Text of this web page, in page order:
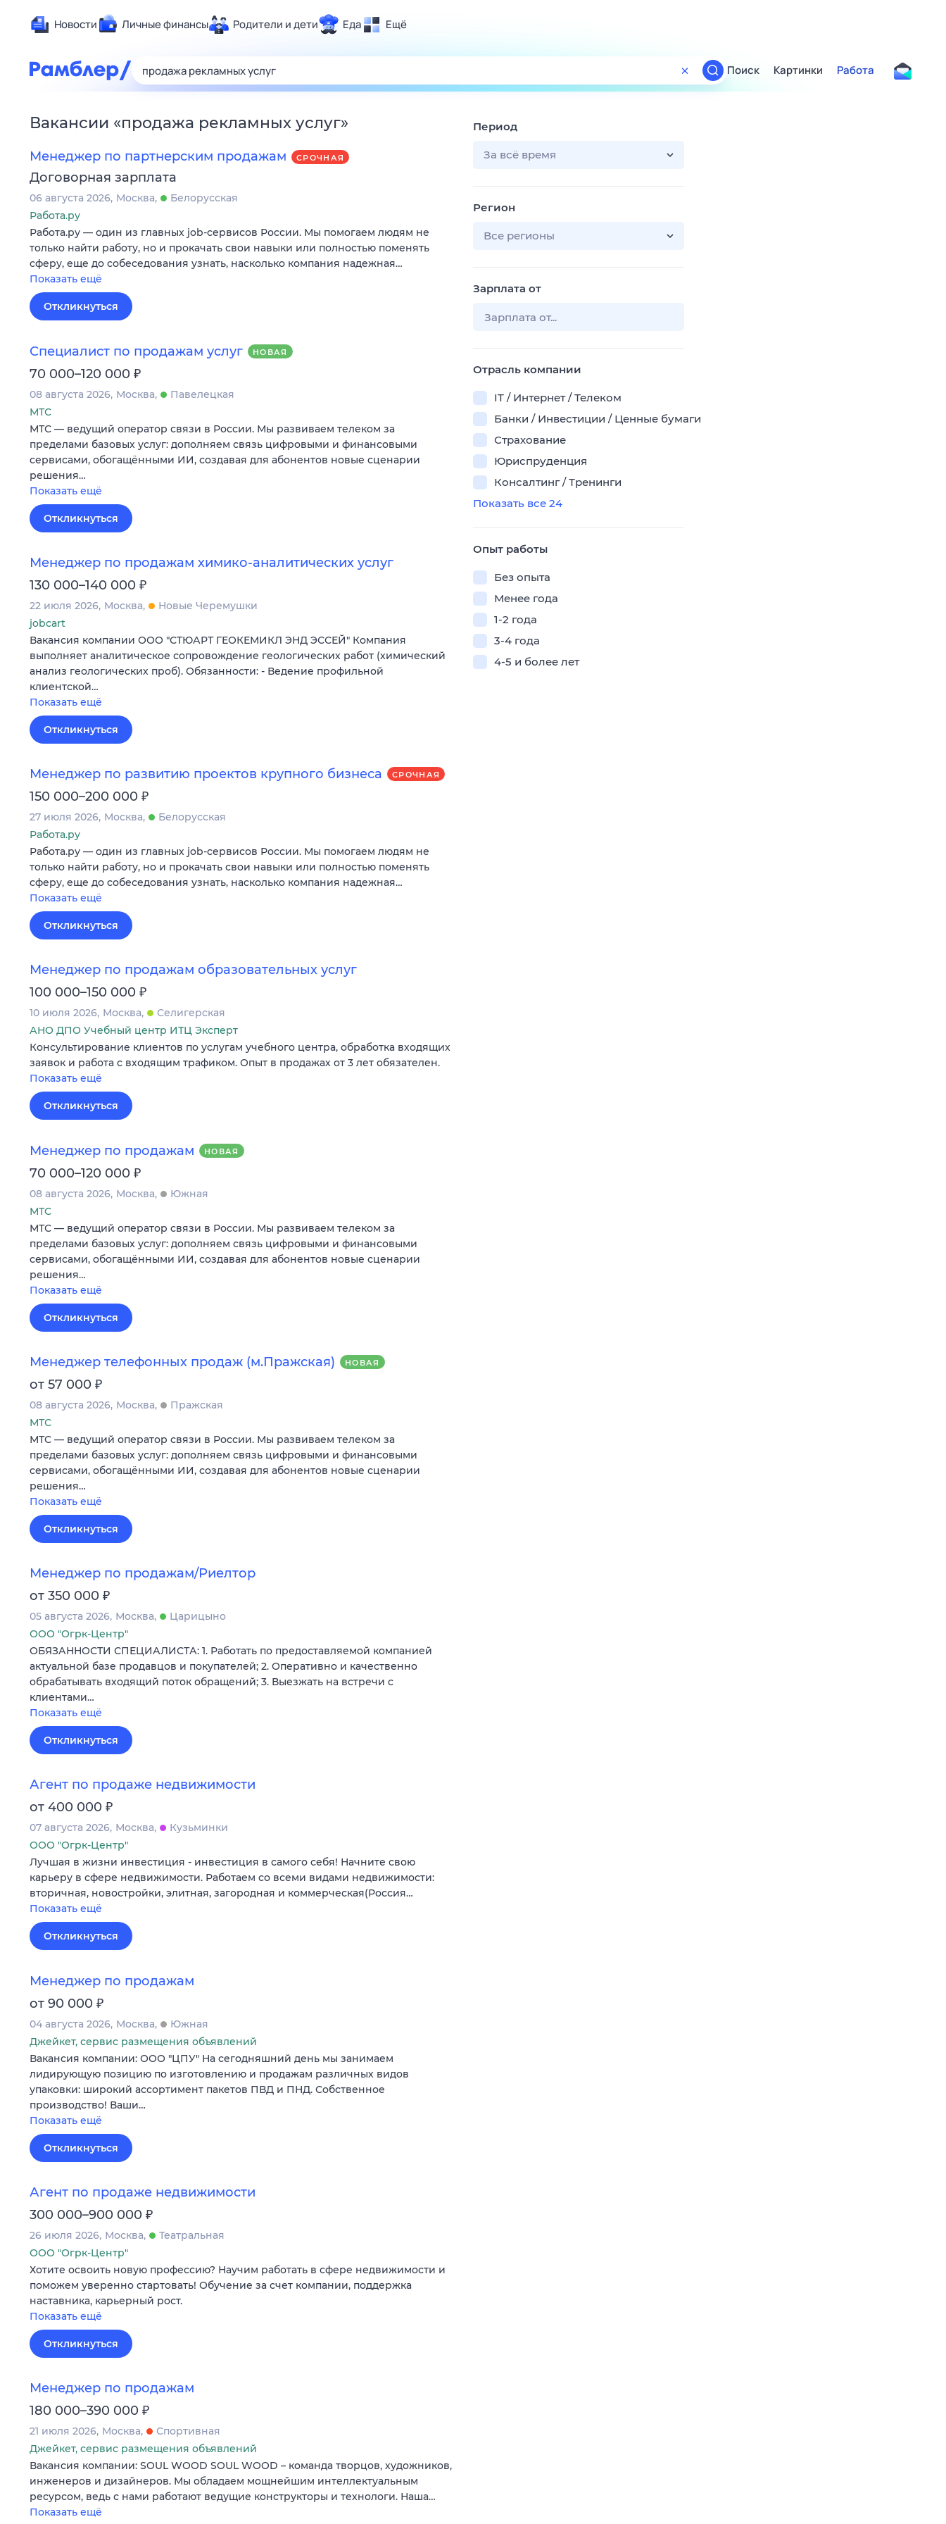
Новости Личные финансы Родители и дети Еда Ещё
Здоровье
Развлечения и отдых
Спорт
Карьера
Сберегаем вместе
Поиск
ТВ-программа
Поиск Картинки Работа
Вакансии «продажа рекламных услуг»
Менеджер по партнерским продажам СРОЧНАЯ
Договорная зарплата
06 августа 2026 Москва
Белорусская
Работа.ру
Работа.ру — один из главных job-сервисов России. Мы помогаем людям не
только найти работу, но и прокачать свои навыки или полностью поменять
сферу, еще до собеседования узнать, насколько компания надежная…
Показать ещё
Откликнуться
Специалист по продажам услуг НОВАЯ
70 000–120 000 ₽
08 августа 2026 Москва
Павелецкая
МТС
МТС — ведущий оператор связи в России. Мы развиваем телеком за
пределами базовых услуг: дополняем связь цифровыми и финансовыми
сервисами, обогащёнными ИИ, создавая для абонентов новые сценарии
решения…
Показать ещё
Откликнуться
Менеджер по продажам химико-аналитических услуг
130 000–140 000 ₽
22 июля 2026 Москва
Новые Черемушки
jobcart
Вакансия компании ООО "СТЮАРТ ГЕОКЕМИКЛ ЭНД ЭССЕЙ" Компания
выполняет аналитическое сопровождение геологических работ (химический
анализ геологических проб). Обязанности: - Ведение профильной
клиентской…
Показать ещё
Откликнуться
Менеджер по развитию проектов крупного бизнеса СРОЧНАЯ
150 000–200 000 ₽
27 июля 2026 Москва
Белорусская
Работа.ру
Работа.ру — один из главных job-сервисов России. Мы помогаем людям не
только найти работу, но и прокачать свои навыки или полностью поменять
сферу, еще до собеседования узнать, насколько компания надежная…
Показать ещё
Откликнуться
Менеджер по продажам образовательных услуг
100 000–150 000 ₽
10 июля 2026 Москва
Селигерская
АНО ДПО Учебный центр ИТЦ Эксперт
Консультирование клиентов по услугам учебного центра, обработка входящих
заявок и работа с входящим трафиком. Опыт в продажах от 3 лет обязателен.
Показать ещё
Откликнуться
Менеджер по продажам НОВАЯ
70 000–120 000 ₽
08 августа 2026 Москва
Южная
МТС
МТС — ведущий оператор связи в России. Мы развиваем телеком за
пределами базовых услуг: дополняем связь цифровыми и финансовыми
сервисами, обогащёнными ИИ, создавая для абонентов новые сценарии
решения…
Показать ещё
Откликнуться
Менеджер телефонных продаж (м.Пражская) НОВАЯ
от 57 000 ₽
08 августа 2026 Москва
Пражская
МТС
МТС — ведущий оператор связи в России. Мы развиваем телеком за
пределами базовых услуг: дополняем связь цифровыми и финансовыми
сервисами, обогащёнными ИИ, создавая для абонентов новые сценарии
решения…
Показать ещё
Откликнуться
Менеджер по продажам/Риелтор
от 350 000 ₽
05 августа 2026 Москва
Царицыно
ООО "Огрк-Центр"
ОБЯЗАННОСТИ СПЕЦИАЛИСТА: 1. Работать по предоставляемой компанией
актуальной базе продавцов и покупателей; 2. Оперативно и качественно
обрабатывать входящий поток обращений; 3. Выезжать на встречи с
клиентами…
Показать ещё
Откликнуться
Агент по продаже недвижимости
от 400 000 ₽
07 августа 2026 Москва
Кузьминки
ООО "Огрк-Центр"
Лучшая в жизни инвестиция - инвестиция в самого себя! Начните свою
карьеру в сфере недвижимости. Работаем со всеми видами недвижимости:
вторичная, новостройки, элитная, загородная и коммерческая(Россия…
Показать ещё
Откликнуться
Менеджер по продажам
от 90 000 ₽
04 августа 2026 Москва
Южная
Джейкет, сервис размещения объявлений
Вакансия компании: ООО "ЦПУ" На сегодняшний день мы занимаем
лидирующую позицию по изготовлению и продажам различных видов
упаковки: широкий ассортимент пакетов ПВД и ПНД. Собственное
производство! Ваши…
Показать ещё
Откликнуться
Агент по продаже недвижимости
300 000–900 000 ₽
26 июля 2026 Москва
Театральная
ООО "Огрк-Центр"
Хотите освоить новую профессию? Научим работать в сфере недвижимости и
поможем уверенно стартовать! Обучение за счет компании, поддержка
наставника, карьерный рост.
Показать ещё
Откликнуться
Менеджер по продажам
180 000–390 000 ₽
21 июля 2026 Москва
Спортивная
Джейкет, сервис размещения объявлений
Вакансия компании: SOUL WOOD SOUL WOOD – команда творцов, художников,
инженеров и дизайнеров. Мы обладаем мощнейшим интеллектуальным
ресурсом, ведь с нами работают ведущие конструкторы и технологи. Наша…
Показать ещё
Период
За всё время
Регион
Все регионы
Зарплата от
Отрасль компании
IT / Интернет / Телеком
Банки / Инвестиции / Ценные бумаги
Страхование
Юриспруденция
Консалтинг / Тренинги
Показать все 24
Опыт работы
Без опыта
Менее года
1-2 года
3-4 года
4-5 и более лет